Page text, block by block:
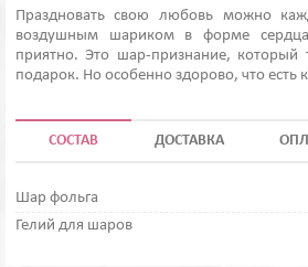
Праздновать свою любовь можно
воздушным шариком в форме
приятно. Это шар-признание, который
подарок. Но особенно здорово, что есть
СОСТАВ ДОСТАВКА
Шар фольга
Гелий для шаров